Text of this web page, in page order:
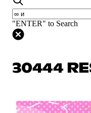
"ENTER" to Search
30444